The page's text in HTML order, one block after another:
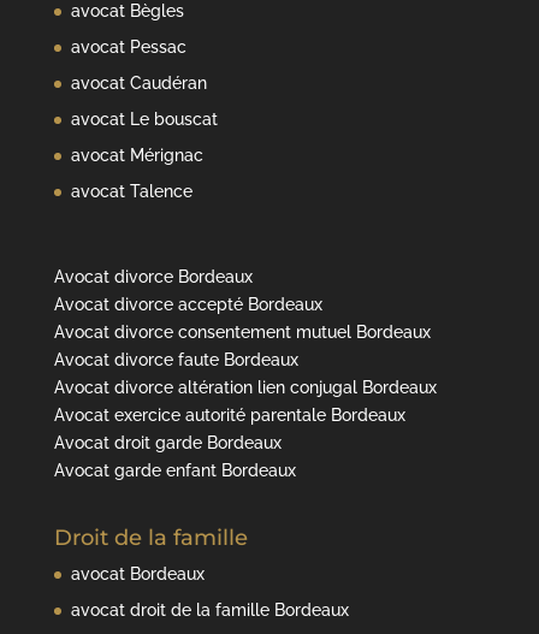
avocat Bègles
avocat Pessac
avocat Caudéran
avocat Le bouscat
avocat Mérignac
avocat Talence
Avocat divorce Bordeaux
Avocat divorce accepté Bordeaux
Avocat divorce consentement mutuel Bordeaux
Avocat divorce faute Bordeaux
Avocat divorce altération lien conjugal Bordeaux
Avocat exercice autorité parentale Bordeaux
Avocat droit garde Bordeaux
Avocat garde enfant Bordeaux
Droit de la famille
avocat Bordeaux
avocat droit de la famille Bordeaux